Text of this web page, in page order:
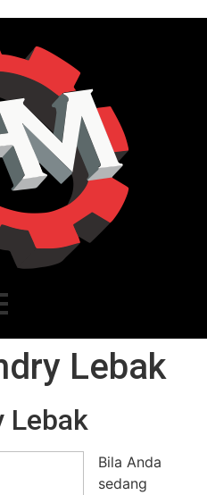
Lebak
Lebak
Bila Anda
sedang